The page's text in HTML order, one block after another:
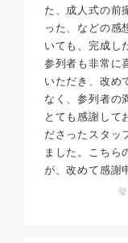
た、成人式の前
った、などの感
いても、完成し
参列者も非常に
いただき、改め
なく、参列者の
とても感謝して
ださったスタッ
ました。こちら
が、改めて感謝